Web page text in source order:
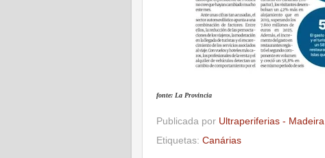
fonte: La Provincia
Publicada por Ultraperiferias - Madeira
Etiquetas: Canárias